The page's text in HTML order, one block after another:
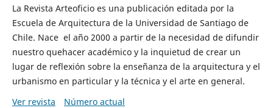
La Revista Arteoficio es una publicación editada por la
Escuela de Arquitectura de la Universidad de Santiago de
Chile. Nace el año 2000 a partir de la necesidad de difundir
nuestro quehacer académico y la inquietud de crear un
lugar de reflexión sobre la enseñanza de la arquitectura y el
urbanismo en particular y la técnica y el arte en general.
Ver revista
Número actual